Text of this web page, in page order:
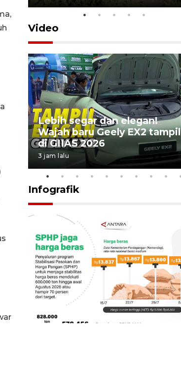
Video
Lebih segar dan elegan!
Wajah baru Geely EX2 tampil
di GIIAS 2026
3 jam lalu
Infografik